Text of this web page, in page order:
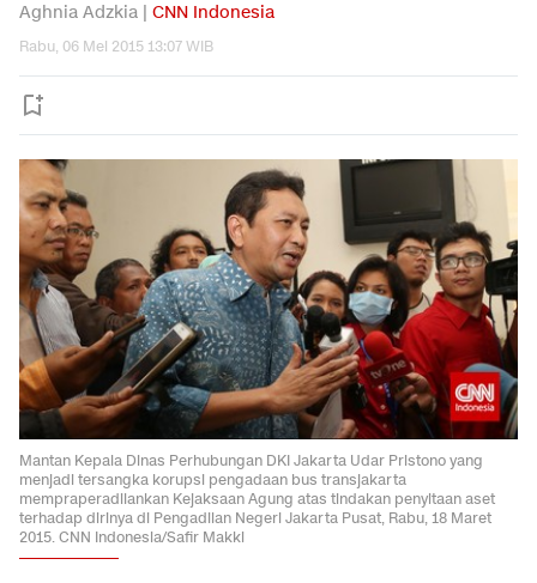
Aghnia Adzkia | CNN Indonesia
Rabu, 06 Mei 2015 13:07 WIB
Mantan Kepala Dinas Perhubungan DKI Jakarta Udar Pristono yang
menjadi tersangka korupsi pengadaan bus transjakarta
mempraperadilankan Kejaksaan Agung atas tindakan penyitaan aset
terhadap dirinya di Pengadilan Negeri Jakarta Pusat, Rabu, 18 Maret
2015. CNN Indonesia/Safir Makki